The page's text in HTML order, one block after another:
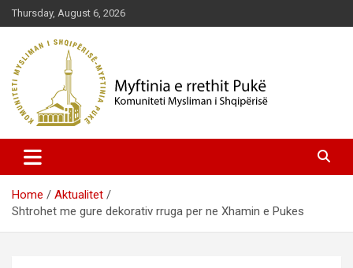
Skip
to
content
Thursday, August 6, 2026
Myftinia Pukë | Faqja Zyrtare
Home
Aktualitet
Shtrohet me gure dekorativ rruga per ne Xhamin e Pukes